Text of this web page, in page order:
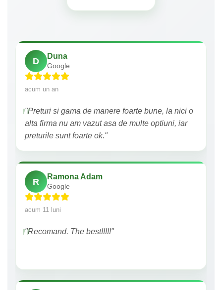
D
Duna
Google
acum un an
"Preturi si gama de manere foarte bune, la nici o
alta firma nu am vazut asa de multe optiuni, iar
preturile sunt foarte ok."
R
Ramona Adam
Google
acum 11 luni
"Recomand. The best!!!!!"